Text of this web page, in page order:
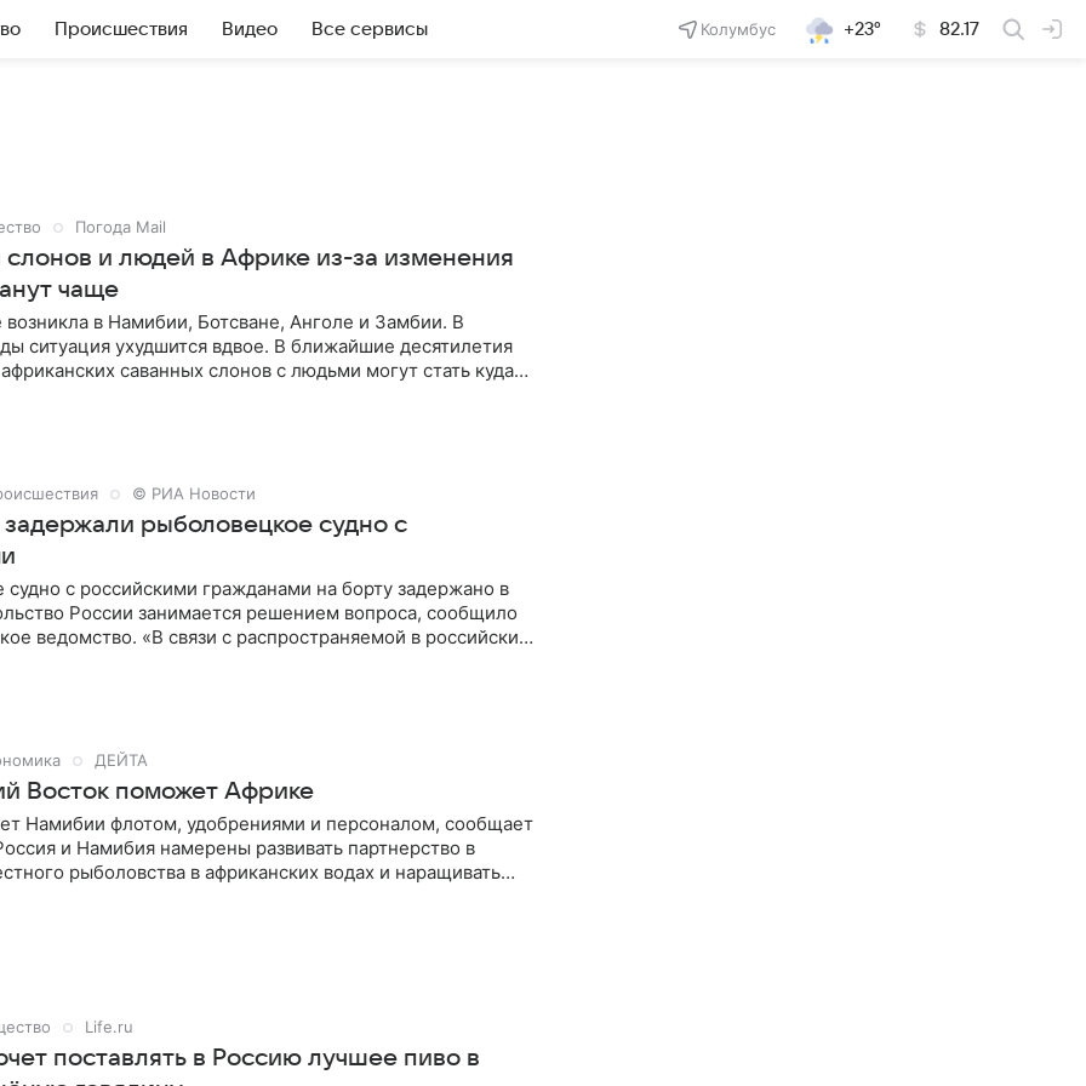
Происшествия Видео Все сервисы Колумбус +23° 82.17
Погода Mail
слонов и людей в Африке из-за изменения
чаще
в Намибии, Ботсване, Анголе и Замбии. В
ситуация ухудшится вдвое. В ближайшие десятилетия
саванных слонов с людьми могут стать куда
© РИА Новости
рыболовецкое судно с
с российскими гражданами на борту задержано в
России занимается решением вопроса, сообщило
ведомство. «В связи с распространяемой в российских
этой проблемы, ставшей следствием гражданско-
между работодателем и рыбаками, который возник
из-за отсутствия у “HODAGO FISHING (PTY) LTD” средств
задолженности по зарплате за два месяца”, — сообщило
в Telegram-канале.
ДЕЙТА
Восток поможет Африке
Намибии флотом, удобрениями и персоналом, сообщает
и Намибия намерены развивать партнерство в
рыболовства в африканских водах и наращивать
Life.ru
поставлять в Россию лучшее пиво в